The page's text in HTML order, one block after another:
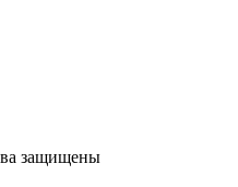
защищены